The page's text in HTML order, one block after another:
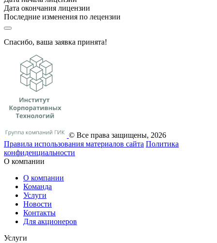
Дата окончания лицензии
Последние изменения по лецензии
Спасибо, ваша заявка принята!
© Все права защищены, 2026
Правила использования материалов сайта Политика
конфиденциальности
О компании
О компании
Команда
Услуги
Новости
Контакты
Для акционеров
Услуги